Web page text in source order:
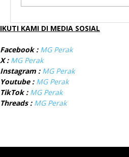
IKUTI KAMI DI MEDIA SOSIAL
Facebook : MG Perak
X : MG Perak
Instagram : MG Perak
Youtube : MG Perak
TikTok : MG Perak
Threads : MG Perak